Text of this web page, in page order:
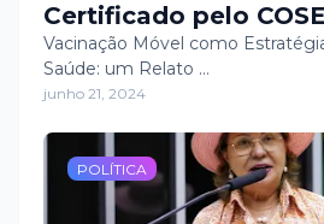
Certificado pelo
Vacinação Móvel como
Saúde: um Relato …
junho 21, 2024
POLÍTICA